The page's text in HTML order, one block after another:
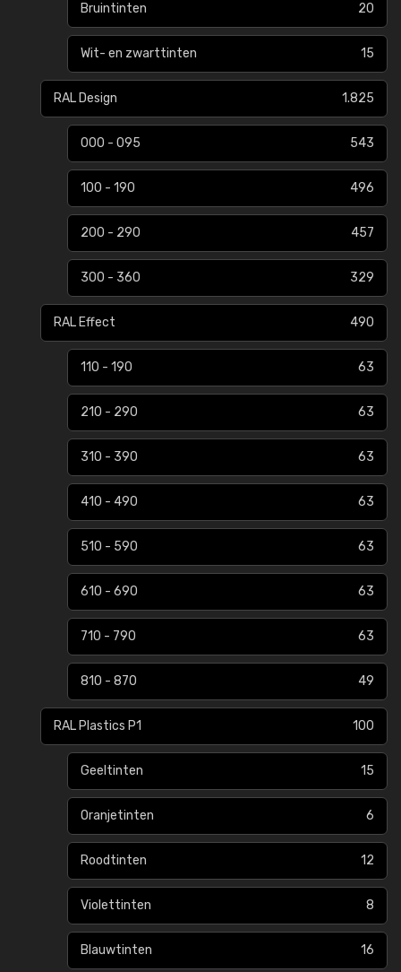
Bruintinten 20
Wit- en zwarttinten 15
RAL Design 1.825
000 - 095 543
100 - 190 496
200 - 290 457
300 - 360 329
RAL Effect 490
110 - 190 63
210 - 290 63
310 - 390 63
410 - 490 63
510 - 590 63
610 - 690 63
710 - 790 63
810 - 870 49
RAL Plastics P1 100
Geeltinten 15
Oranjetinten 6
Roodtinten 12
Violettinten 8
Blauwtinten 16